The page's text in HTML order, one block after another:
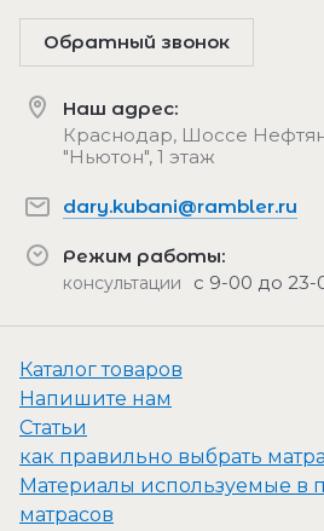
Обратный звонок
Наш адрес:
Краснодар, Шоссе
"Ньютон", 1 этаж
dary.kubani@rambler.ru
Режим работы:
консультации с 9-00 до 23-
Каталог товаров
Напишите нам
Статьи
как правильно выбрать
Материалы используемые в
матрасов